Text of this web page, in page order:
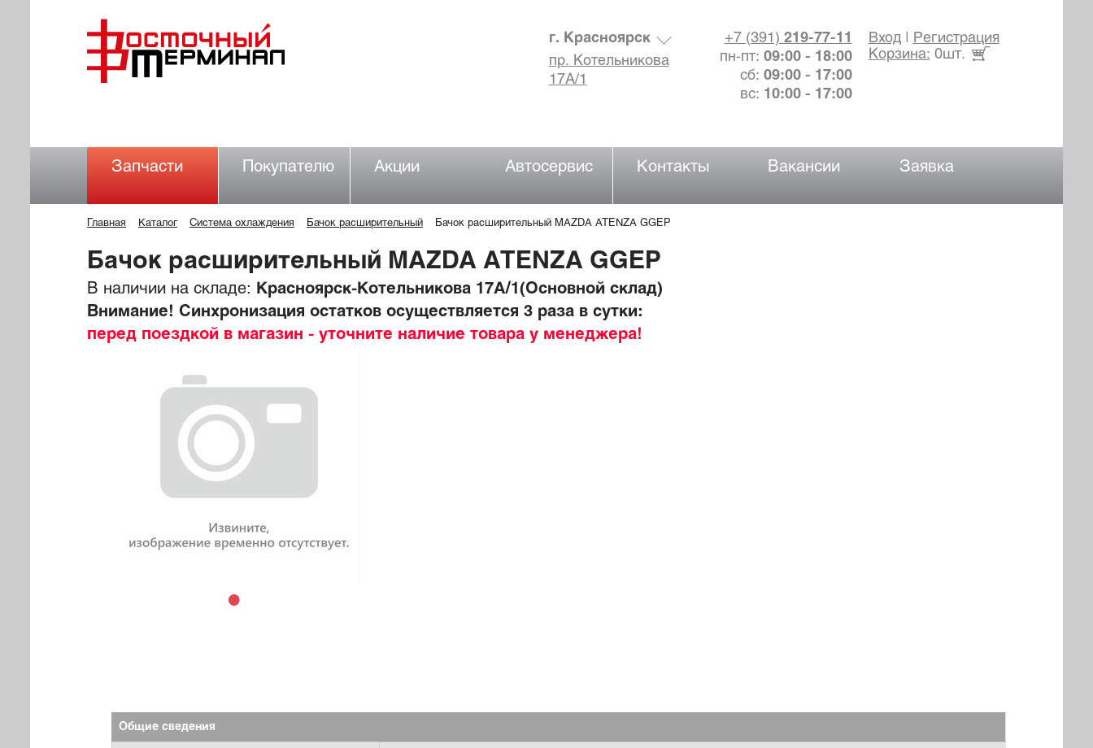
Вход|
Регистрация
Корзина: 0шт.
+7 (391) 219-77-11
пн-пт: 09:00 - 18:00
сб: 09:00 - 17:00
вс: 10:00 - 17:00
г. Красноярск
пр. Котельникова
17А/1
Запчасти Покупателю Акции Автосервис Контакты Вакансии Заявка
Главная Каталог Система охлаждения Бачок расширительный Бачок расширительный MAZDA ATENZA GGEP
Бачок расширительный MAZDA ATENZA GGEP
В наличии на складе:
Красноярск-Котельникова 17А/1(Основной склад)
Внимание! Синхронизация остатков осуществляется 3 раза в сутки:
перед поездкой в магазин - уточните наличие товара у менеджера!
Общие сведения